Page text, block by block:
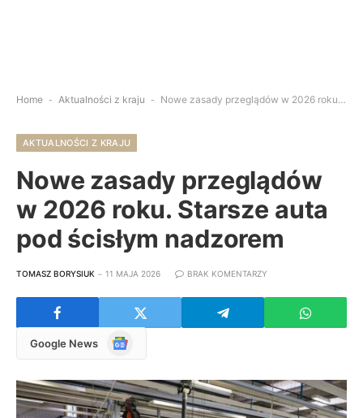
Home - Aktualności z kraju - Nowe zasady przeglądów w 2026 roku. Starsze auta pod ścisłym nadzorem
AKTUALNOŚCI Z KRAJU
Nowe zasady przeglądów
w 2026 roku. Starsze auta
pod ścisłym nadzorem
TOMASZ BORYSIUK 11 MAJA 2026 BRAK KOMENTARZY
Google News
Google